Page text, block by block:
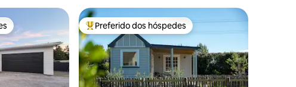
dos hóspedes Entre os melhores preferidos dos hóspedes
Preferido dos hóspedes